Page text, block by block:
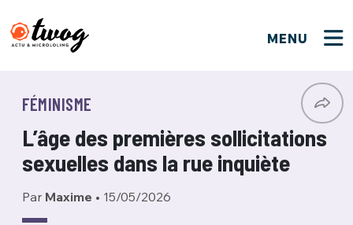
MENU
FÉMINISME
L’âge des premières sollicitations
sexuelles dans la rue inquiète
Par Maxime • 15/05/2026
Bienvenue !
PSEUDO*
EMAIL*
Connexion
PSEUDO
Que souhaitez-vous proposer ?
Quelques tweets
C'EST PARTI